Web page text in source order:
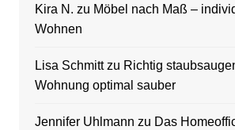
Kira N. zu Möbel nach Maß –
Wohnen
Lisa Schmittzu Richtig
Wohnung optimal sauber
Jennifer Uhlmann zu Das